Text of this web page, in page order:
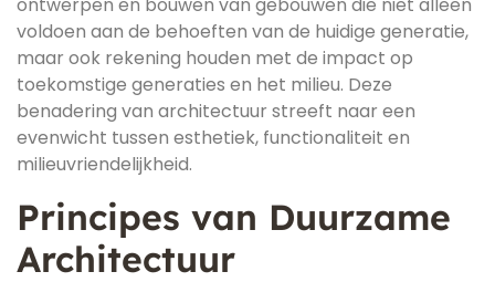
voldoen aan de behoeften van de huidige generatie,
maar ook rekening houden met de impact op
toekomstige generaties en het milieu. Deze
benadering van architectuur streeft naar een
evenwicht tussen esthetiek, functionaliteit en
milieuvriendelijkheid.
Principes van Duurzame
Architectuur